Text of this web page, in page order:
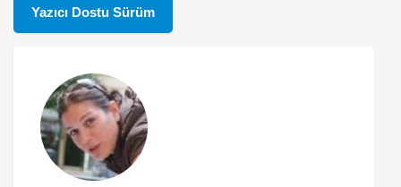
Yazıcı Dostu Sürüm